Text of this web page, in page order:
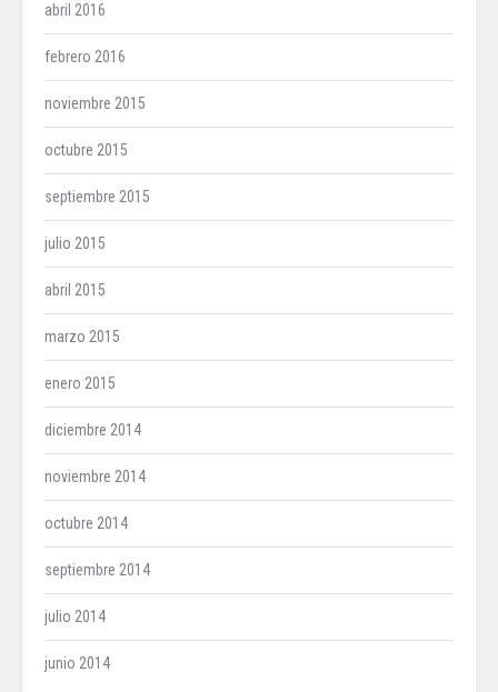
abril 2016
febrero 2016
noviembre 2015
octubre 2015
septiembre 2015
julio 2015
abril 2015
marzo 2015
enero 2015
diciembre 2014
noviembre 2014
octubre 2014
septiembre 2014
julio 2014
junio 2014